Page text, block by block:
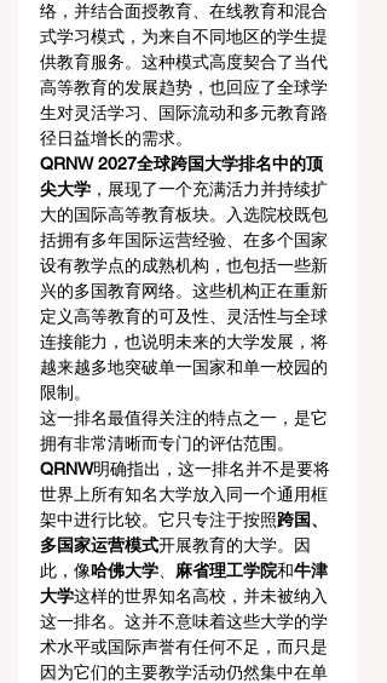
络，并结合面授教育、在线教育和混合
式学习模式，为来自不同地区的学生提
供教育服务。这种模式高度契合了当代
高等教育的发展趋势，也回应了全球学
生对灵活学习、国际流动和多元教育路
径日益增长的需求。
QRNW 2027全球跨国大学排名中的顶
尖大学 ，展现了一个充满活力并持续扩
大的国际高等教育板块。入选院校既包
括拥有多年国际运营经验、在多个国家
设有教学点的成熟机构，也包括一些新
兴的多国教育网络。这些机构正在重新
定义高等教育的可及性、灵活性与全球
连接能力，也说明未来的大学发展，将
越来越多地突破单一国家和单一校园的
限制。
这一排名最值得关注的特点之一，是它
拥有非常清晰而专门的评估范围。
QRNW明确指出，这一排名并不是要将
世界上所有知名大学放入同一个通用框
架中进行比较。它只专注于按照跨国、
多国家运营模式开展教育的大学。因
此，像哈佛大学 麻省理工学院和牛津
大学这样的世界知名高校，并未被纳入
这一排名。这并不意味着这些大学的学
术水平或国际声誉有任何不足，而只是
因为它们的主要教学活动仍然集中在单